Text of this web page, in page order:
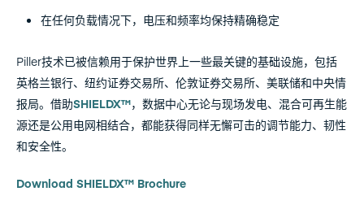
在任何负载情况下，电压和频率均保持精确稳定
Piller技术已被信赖用于保护世界上一些最关键的基础设施，包括
英格兰银行、纽约证券交易所、伦敦证券交易所、美联储和中央情
报局。借助SHIELDX™，数据中心无论与现场发电、混合可再生能
源还是公用电网相结合，都能获得同样无懈可击的调节能力、韧性
和安全性。
Download SHIELDX™ Brochure